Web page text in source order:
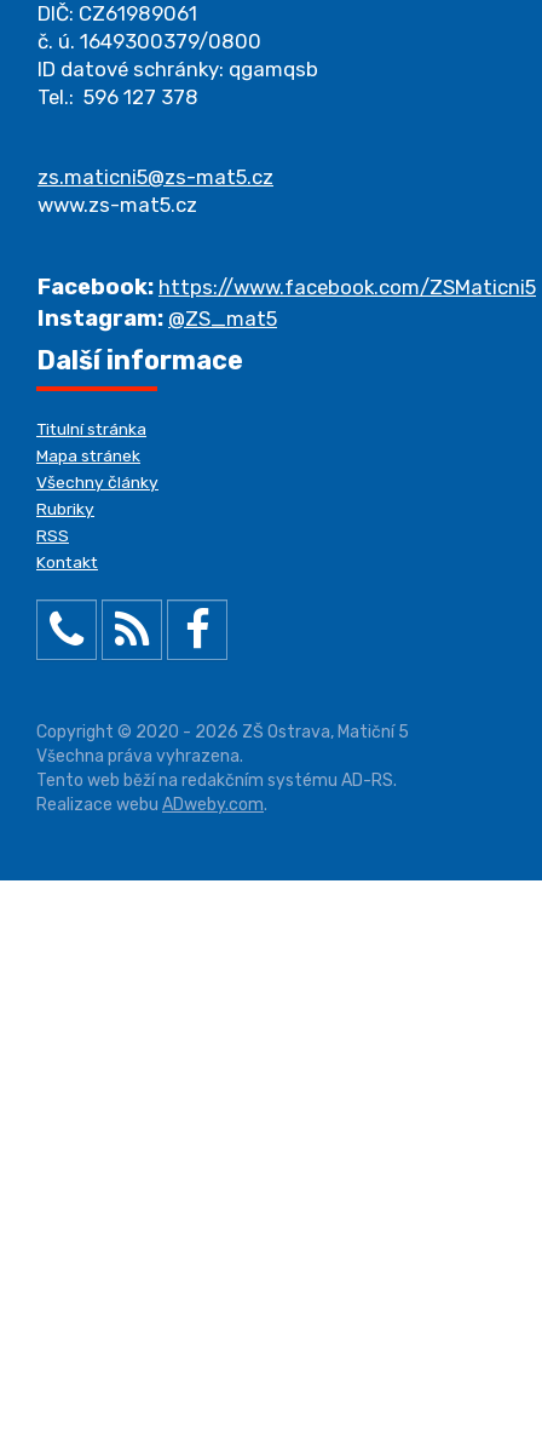
DIČ: CZ61989061
č. ú. 1649300379/0800
ID datové schránky: qgamqsb
Tel.: 596 127 378
zs.maticni5@zs-mat5.cz
www.zs-mat5.cz
Facebook: https://www.facebook.com/ZSMaticni5
Instagram: @ZS_mat5
Další informace
Titulní stránka
Mapa stránek
Všechny články
Rubriky
RSS
Kontakt
Copyright © 2020 - 2026 ZŠ Ostrava, Matiční 5
Všechna práva vyhrazena.
Tento web běží na redakčním systému AD-RS.
Realizace webu ADweby.com.